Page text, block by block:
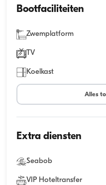
Bootfaciliteiten
Zwemplatform
TV
Koelkast
Alles
Extra diensten
Seabob
VIP Hoteltransfer